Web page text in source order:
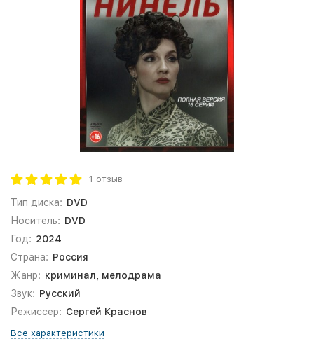
1 отзыв
Тип диска: DVD
Носитель: DVD
Год: 2024
Страна: Россия
Жанр: криминал, мелодрама
Звук: Русский
Режиссер: Сергей Краснов
Все характеристики